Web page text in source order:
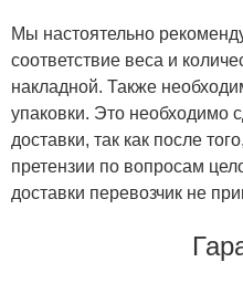
Мы настоятельно
соответствие веса и
накладной. Также
упаковки. Это необходимо
доставки, так как после
претензии по вопросам
доставки перевозчик не